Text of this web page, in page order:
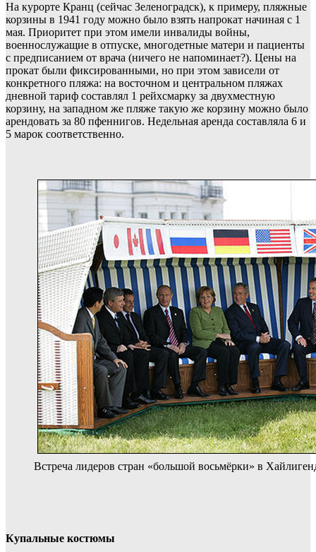
На курорте Кранц (сейчас Зеленоградск), к примеру, пляжные
корзины в 1941 году можно было взять напрокат начиная с 1
мая. Приоритет при этом имели инвалиды войны,
военнослужащие в отпуске, многодетные матери и пациенты
с предписанием от врача (ничего не напоминает?). Цены на
прокат были фиксированными, но при этом зависели от
конкретного пляжа: на восточном и центральном пляжах
дневной тариф составлял 1 рейхсмарку за двухместную
корзину, на западном же пляже такую же корзину можно было
арендовать за 80 пфеннигов. Недельная аренда составляла 6 и
5 марок соответственно.
Встреча лидеров стран «большой восьмёрки» в
Купальные костюмы